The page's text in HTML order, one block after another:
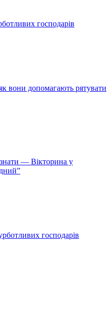
господарів
вони допомагають рятувати
знати — Вікторина у
господарів